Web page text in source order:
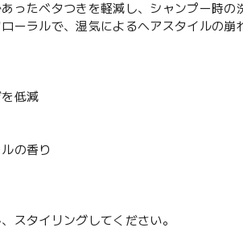
ったベタつきを軽減し、シャンプー時の
ーラルで、湿気によるヘアスタイルの
低減
の香り
スタイリングしてください。